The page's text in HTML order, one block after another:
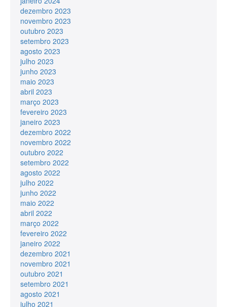
dezembro 2023
novembro 2023
outubro 2023
setembro 2023
agosto 2023
julho 2023
junho 2023
maio 2023
abril 2023
março 2023
fevereiro 2023
janeiro 2023
dezembro 2022
novembro 2022
outubro 2022
setembro 2022
agosto 2022
julho 2022
junho 2022
maio 2022
abril 2022
março 2022
fevereiro 2022
janeiro 2022
dezembro 2021
novembro 2021
outubro 2021
setembro 2021
agosto 2021
julho 2021